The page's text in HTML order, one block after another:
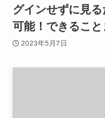
グインせずに見る
可能！できること
2023年5月7日